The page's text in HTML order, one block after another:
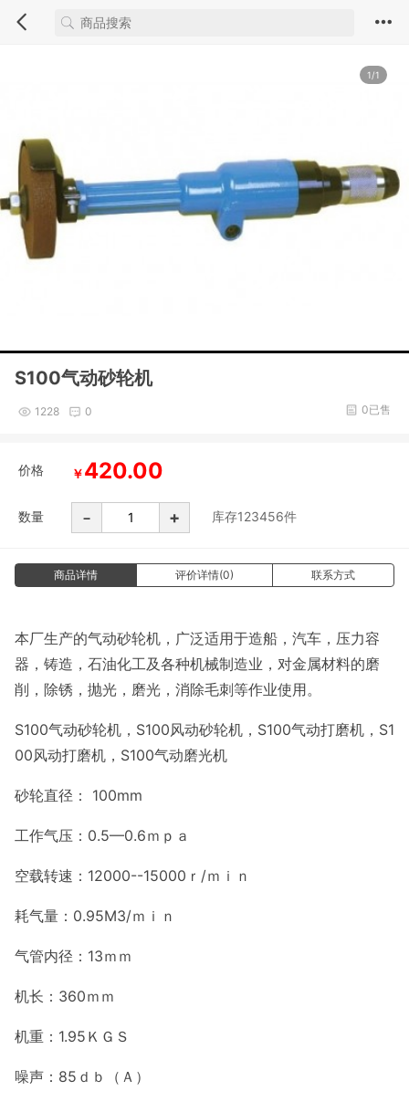
1/1
S100气动砂轮机
1228 0 0已售
价格 ￥420.00
数量 - + 库存123456件
商品详情 评价详情(0) 联系方式
本厂生产的气动砂轮机，广泛适用于造船，汽车，压力容
器，铸造，石油化工及各种机械制造业，对金属材料的磨
削，除锈，抛光，磨光，消除毛刺等作业使用。
S100气动砂轮机，S100风动砂轮机，S100气动打磨机，S1
00风动打磨机，S100气动磨光机
砂轮直径： 100mm
工作气压：0.5—0.6ｍｐａ
空载转速：12000--15000 ｒ /ｍｉｎ
耗气量：0.95M3/ｍｉｎ
气管内径： 13ｍｍ
机长：360ｍｍ
机重： 1.95 ＫＧＳ
噪声：85ｄｂ（Ａ）